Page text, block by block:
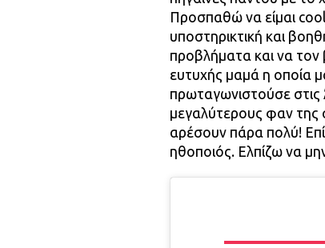
Προσπαθώ να είμαι
υποστηρικτική και
προβλήματα και να τον
ευτυχής μαμά η οποία
πρωταγωνιστούσε στις
μεγαλύτερους φαν της
αρέσουν πάρα πολύ!
ηθοποιός. Ελπίζω να